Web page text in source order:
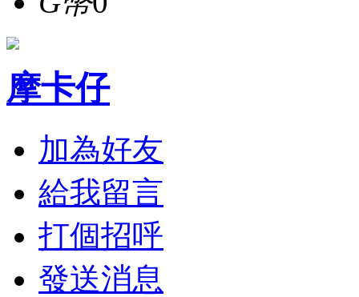
摩卡仔
加為好友
給我留言
打個招呼
發送消息